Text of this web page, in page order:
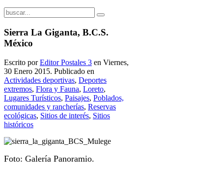
Sierra La Giganta, B.C.S.
México
Escrito porEditor Postales 3 en Viernes,
30 Enero 2015. Publicado en
Actividades deportivas, Deportes
extremos, Flora y Fauna, Loreto,
Lugares Turísticos, Paisajes, Poblados,
comunidades y rancherías, Reservas
ecológicas, Sitios de interés, Sitios
históricos
Foto: Galería Panoramio.